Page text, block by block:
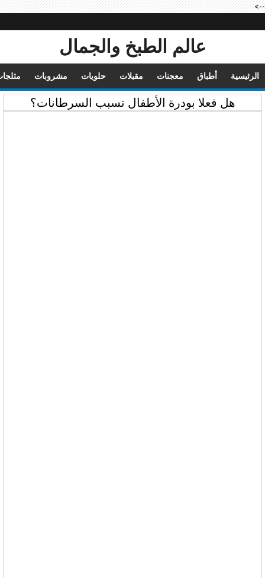
-->
عالم الطبخ والجمال
الرئيسية أطباق معجنات مقبلات حلويات مشروبات
هل فعلا بودرة الأطفال تسبب السرطانات؟